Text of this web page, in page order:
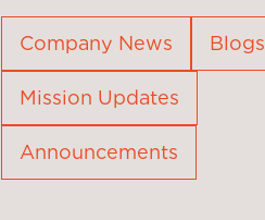
Company News Blogs
Mission Updates
Announcements